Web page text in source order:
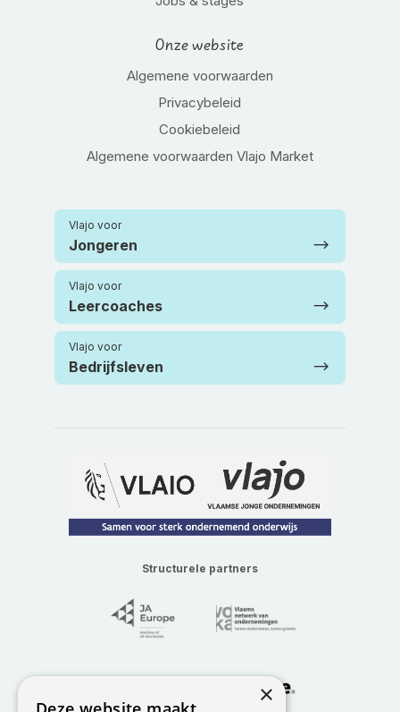
Onze website
Algemene voorwaarden
Privacybeleid
Cookiebeleid
Algemene voorwaarden Vlajo Market
Vlajo voor
Jongeren
Vlajo voor
Leercoaches
Vlajo voor
Bedrijfsleven
Structurele partners
×